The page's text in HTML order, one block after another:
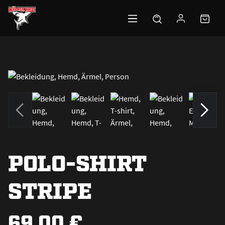
Zum Hauptinhalt springen
POLO-SHIRT
STRIPE